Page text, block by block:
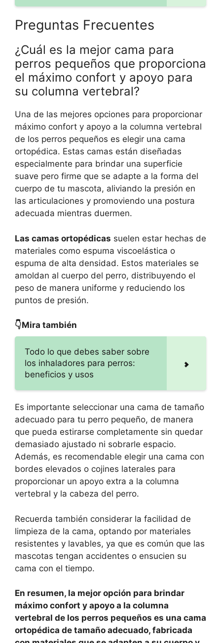
Preguntas Frecuentes
¿Cuál es la mejor cama para
perros pequeños que proporciona
el máximo confort y apoyo para
su columna vertebral?
Una de las mejores opciones para proporcionar
máximo confort y apoyo a la columna vertebral
de los perros pequeños es elegir una cama
ortopédica. Estas camas están diseñadas
especialmente para brindar una superficie
suave pero firme que se adapte a la forma del
cuerpo de tu mascota, aliviando la presión en
las articulaciones y promoviendo una postura
adecuada mientras duermen.
Las camas ortopédicas suelen estar hechas de
materiales como espuma viscoelástica o
espuma de alta densidad. Estos materiales se
amoldan al cuerpo del perro, distribuyendo el
peso de manera uniforme y reduciendo los
puntos de presión.
👇Mira también
Todo lo que debes saber sobre
los inhaladores para perros:
beneficios y usos
Es importante seleccionar una cama de tamaño
adecuado para tu perro pequeño, de manera
que pueda estirarse completamente sin quedar
demasiado ajustado ni sobrarle espacio.
Además, es recomendable elegir una cama con
bordes elevados o cojines laterales para
proporcionar un apoyo extra a la columna
vertebral y la cabeza del perro.
Recuerda también considerar la facilidad de
limpieza de la cama, optando por materiales
resistentes y lavables, ya que es común que las
mascotas tengan accidentes o ensucien su
cama con el tiempo.
En resumen, la mejor opción para brindar
máximo confort y apoyo a la columna
vertebral de los perros pequeños es una cama
ortopédica de tamaño adecuado, fabricada